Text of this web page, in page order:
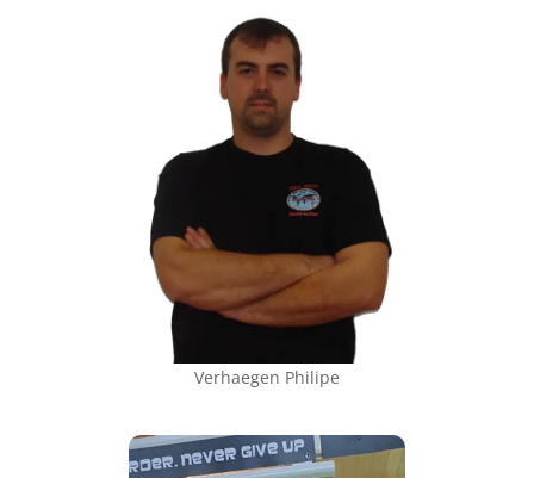
Verhaegen Philipe